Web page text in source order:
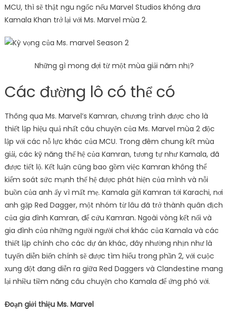
MCU, thì sẽ thật ngu ngốc nếu Marvel Studios không đưa
Kamala Khan trở lại với Ms. Marvel mùa 2.
Những gì mong đợi từ một mùa giải năm nhị?
Các đường lô có thể có
Thông qua Ms. Marvel’s Kamran, chương trình được cho là
thiết lập hiệu quả nhất câu chuyện của Ms. Marvel mùa 2 độc
lập với các nỗ lực khác của MCU. Trong đêm chung kết mùa
giải, các kỹ năng thế hệ của Kamran, tương tự như Kamala, đã
được tiết lộ. Kết luận cũng bao gồm việc Kamran không thể
kiểm soát sức mạnh thế hệ được phát hiện của mình và nỗi
buồn của anh ấy vì mất mẹ. Kamala gửi Kamran tới Karachi, nơi
anh gặp Red Dagger, một nhóm từ lâu đã trở thành quân địch
của gia đình Kamran, để cứu Kamran. Ngoài vòng kết nối và
gia đình của những người người chơi khác của Kamala và các
thiết lập chính cho các dự án khác, đây nhường nhịn như là
tuyến diễn biến chính sẽ được tìm hiểu trong phần 2, với cuộc
xung đột đang diễn ra giữa Red Daggers và Clandestine mang
lại nhiều tiềm năng câu chuyện cho Kamala để ứng phó với.
Đoạn giới thiệu Ms. Marvel